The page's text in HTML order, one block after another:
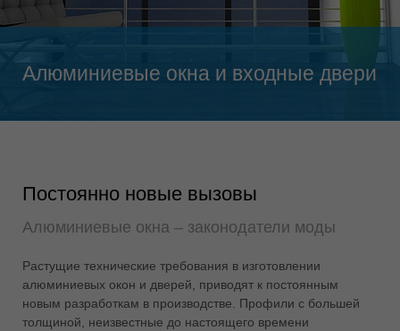
Singapore
english
slovenski
türkçe
USA
english
Việt Nam
Алюминиевые окна и входные двери
Постоянно новые вызовы
Алюминиевые окна – законодатели моды
Растущие технические требования в изготовлении
алюминиевых окон и дверей, приводят к постоянным
новым разработкам в производстве. Профили с большей
толщиной, неизвестные до настоящего времени